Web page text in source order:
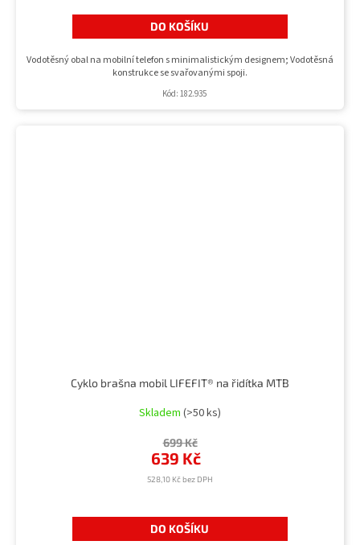
DO KOŠÍKU
Vodotěsný obal na mobilní telefon s minimalistickým designem; Vodotěsná
konstrukce se svařovanými spoji.
Kód: 182.935
Cyklo brašna mobil LIFEFIT® na řidítka MTB
Skladem (>50 ks)
528,10 Kč bez DPH
639 Kč
699 Kč
DO KOŠÍKU